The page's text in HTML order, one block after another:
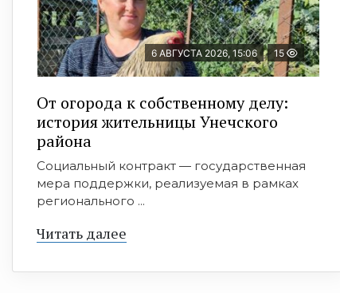
6 АВГУСТА 2026, 15:06 15
От огорода к собственному делу:
история жительницы Унечского
района
Социальный контракт — государственная
мера поддержки, реализуемая в рамках
регионального ...
Читать далее